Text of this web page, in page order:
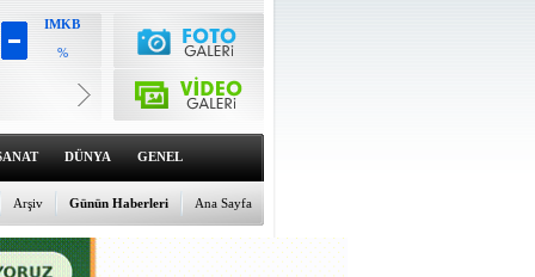
IMKB
6530.74
47.5887
%0.03
55.0561
%0.03
DÜNYA GENEL
Ana Sayfa
Günün Haberleri
Arşiv